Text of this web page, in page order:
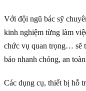
Với đội ngũ bác sỹ
kinh nghiệm từng làm
chức vụ quan trọng… sẽ
bảo nhanh chóng, an
Các dụng cụ, thiết bị hỗ